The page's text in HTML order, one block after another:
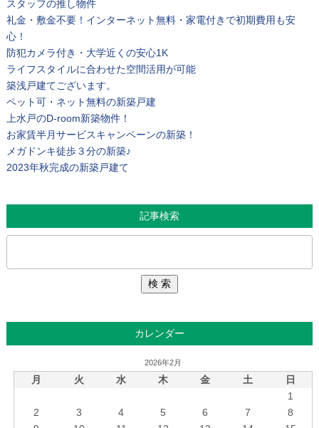
スタッフの推し物件
礼金・敷金不要！インターネット無料・家電付きで初期費用も安
心！
防犯カメラ付き・大学近くの安心1K
ライフスタイルに合わせた空間活用が可能
築浅戸建てございます。
ペット可・ネット無料の新築戸建
上水戸のD-room新築物件！
お家賃半月サービスキャンペーンの新築！
メガドンキ徒歩３分の新築♪
2023年秋完成の新築戸建て
記事検索
カレンダー
2026年2月
月 火 水 木 金 土
日
1
2
3 4 5 6 7
8